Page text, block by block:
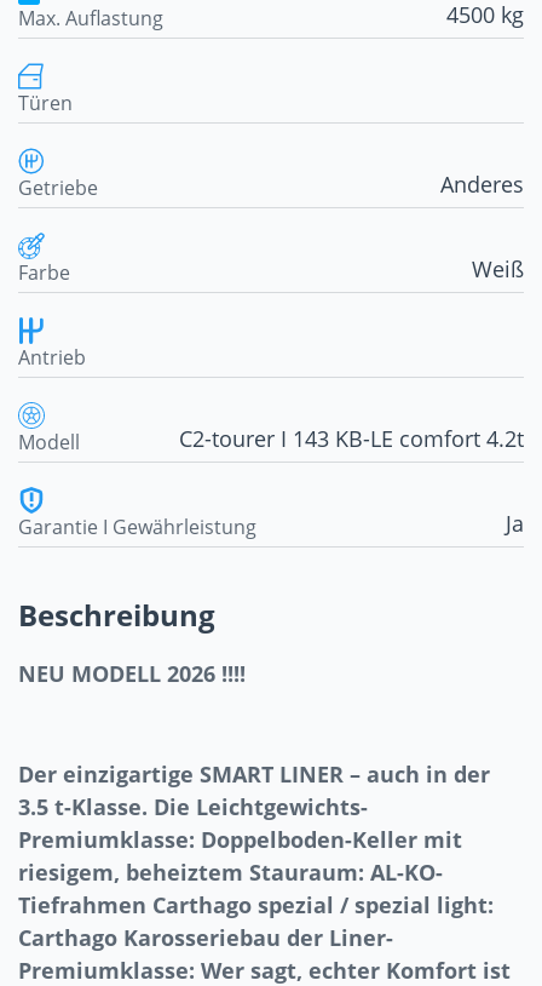
Max. Auflastung 4500 kg
Türen
Getriebe Anderes
Farbe Weiß
Antrieb
Modell C2-tourer I 143 KB-LE comfort 4.2t
Garantie I Gewährleistung Ja
Beschreibung
NEU MODELL 2026 !!!!
Der einzigartige SMART LINER – auch in der
3.5 t-Klasse. Die Leichtgewichts-
Premiumklasse: Doppelboden-Keller mit
riesigem, beheiztem Stauraum: AL-KO-
Tiefrahmen Carthago spezial / spezial light:
Carthago Karosseriebau der Liner-
Premiumklasse: Wer sagt, echter Komfort ist